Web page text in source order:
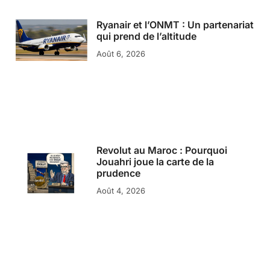
Ryanair et l’ONMT : Un partenariat
qui prend de l’altitude
Août 6, 2026
Revolut au Maroc : Pourquoi
Jouahri joue la carte de la
prudence
Août 4, 2026